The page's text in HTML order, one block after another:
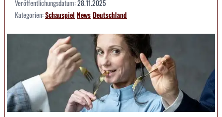
Veröffentlichungsdatum:28.11.2025
Kategorien:Schauspiel NewsDeutschland